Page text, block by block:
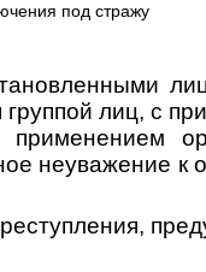
под стражу
лиц, с
неуважение к